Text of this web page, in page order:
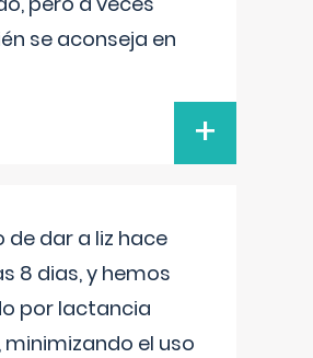
se aconseja en
+
de dar a liz hace
8 dias, y hemos
por lactancia
minimizando el uso